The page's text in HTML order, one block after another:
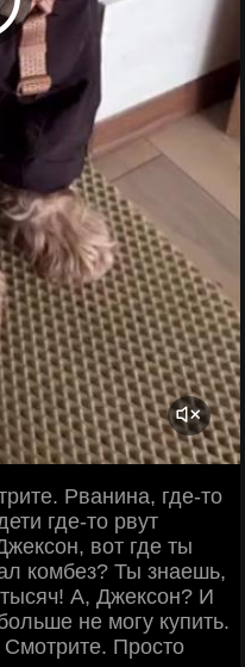
Рванина, где-то
где-то рвут
вот где ты
комбез? Ты знаешь,
тысяч! А, Джексон? И
не могу купить.
Смотрите. Просто